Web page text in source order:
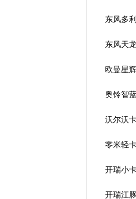
东风多
东风天
欧曼星
奥铃智
沃尔沃
零米轻
开瑞小
开瑞江